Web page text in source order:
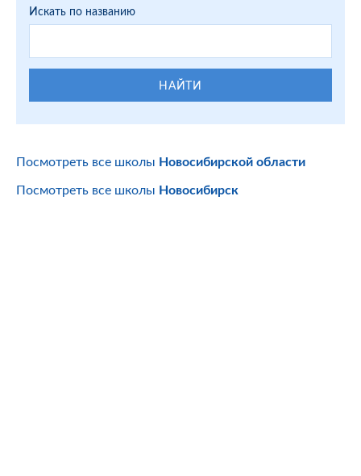
Искать по названию
НАЙТИ
Посмотреть все школы Новосибирской области
Посмотреть все школы Новосибирск